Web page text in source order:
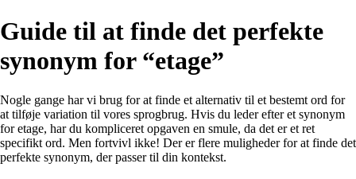
Guide til at finde det perfekte
synonym for “etage”
Nogle gange har vi brug for at finde et alternativ til et bestemt ord for
at tilføje variation til vores sprogbrug. Hvis du leder efter et synonym
for etage, har du kompliceret opgaven en smule, da det er et ret
specifikt ord. Men fortvivl ikke! Der er flere muligheder for at finde det
perfekte synonym, der passer til din kontekst.